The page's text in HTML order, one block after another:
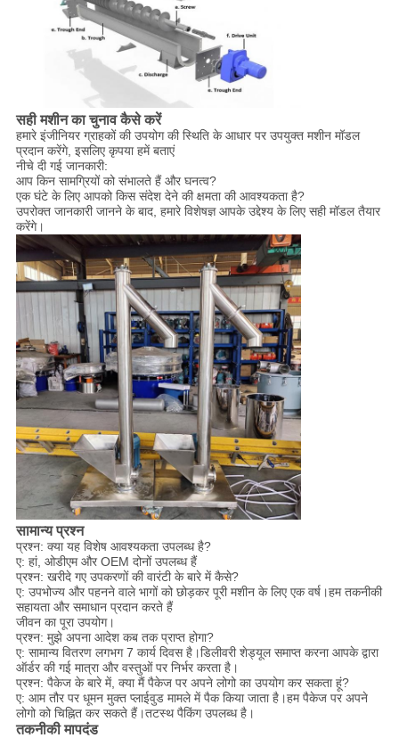
सही मशीन का चुनाव कैसे करें
हमारे इंजीनियर ग्राहकों की उपयोग की स्थिति के आधार पर उपयुक्त मशीन मॉडल
प्रदान करेंगे, इसलिए कृपया हमें बताएं
नीचे दी गई जानकारी:
आप किन सामग्रियों को संभालते हैं और घनत्व?
एक घंटे के लिए आपको किस संदेश देने की क्षमता की आवश्यकता है?
उपरोक्त जानकारी जानने के बाद, हमारे विशेषज्ञ आपके उद्देश्य के लिए सही मॉडल तैयार
करेंगे।
सामान्य प्रश्न
प्रश्न: क्या यह विशेष आवश्यकता उपलब्ध है?
ए: हां, ओडीएम और OEM दोनों उपलब्ध हैं
प्रश्न: खरीदे गए उपकरणों की वारंटी के बारे में कैसे?
ए: उपभोज्य और पहनने वाले भागों को छोड़कर पूरी मशीन के लिए एक वर्ष।हम तकनीकी
सहायता और समाधान प्रदान करते हैं
जीवन का पूरा उपयोग।
प्रश्न: मुझे अपना आदेश कब तक प्राप्त होगा?
ए: सामान्य वितरण लगभग 7 कार्य दिवस है।डिलीवरी शेड्यूल समाप्त करना आपके द्वारा
ऑर्डर की गई मात्रा और वस्तुओं पर निर्भर करता है।
प्रश्न: पैकेज के बारे में, क्या मैं पैकेज पर अपने लोगो का उपयोग कर सकता हूं?
ए: आम तौर पर धूमन मुक्त प्लाईवुड मामले में पैक किया जाता है।हम पैकेज पर अपने
लोगो को चिह्नित कर सकते हैं।तटस्थ पैकिंग उपलब्ध है।
तकनीकी मापदंड